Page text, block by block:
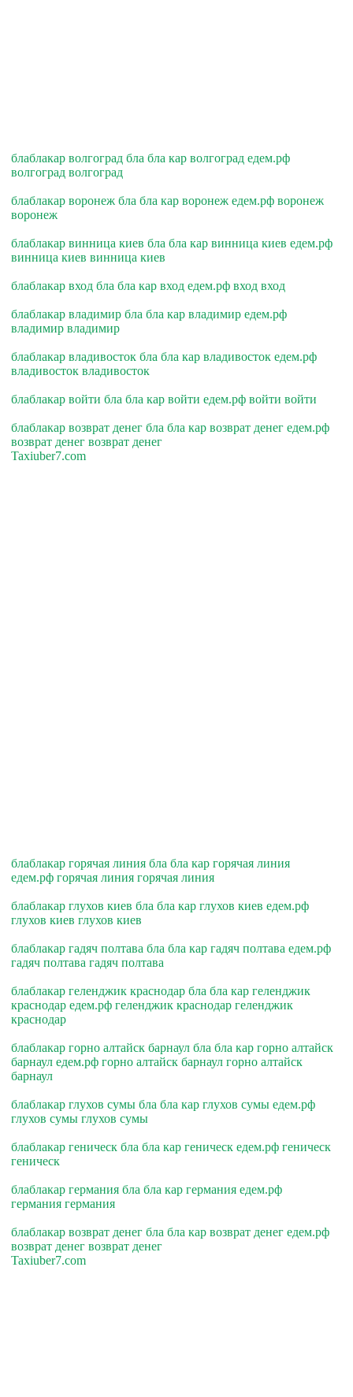
блаблакар волгоград бла бла кар волгоград едем.рф
волгоград волгоград
блаблакар воронеж бла бла кар воронеж едем.рф воронеж
воронеж
блаблакар винница киев бла бла кар винница киев едем.рф
винница киев винница киев
блаблакар вход бла бла кар вход едем.рф вход вход
блаблакар владимир бла бла кар владимир едем.рф
владимир владимир
блаблакар владивосток бла бла кар владивосток едем.рф
владивосток владивосток
блаблакар войти бла бла кар войти едем.рф войти войти
блаблакар возврат денег бла бла кар возврат денег едем.рф
возврат денег возврат денег
Taxiuber7.com
блаблакар горячая линия бла бла кар горячая линия
едем.рф горячая линия горячая линия
блаблакар глухов киев бла бла кар глухов киев едем.рф
глухов киев глухов киев
блаблакар гадяч полтава бла бла кар гадяч полтава едем.рф
гадяч полтава гадяч полтава
блаблакар геленджик краснодар бла бла кар геленджик
краснодар едем.рф геленджик краснодар геленджик
краснодар
блаблакар горно алтайск барнаул бла бла кар горно алтайск
барнаул едем.рф горно алтайск барнаул горно алтайск
барнаул
блаблакар глухов сумы бла бла кар глухов сумы едем.рф
глухов сумы глухов сумы
блаблакар геническ бла бла кар геническ едем.рф геническ
геническ
блаблакар германия бла бла кар германия едем.рф
германия германия
блаблакар возврат денег бла бла кар возврат денег едем.рф
возврат денег возврат денег
Taxiuber7.com